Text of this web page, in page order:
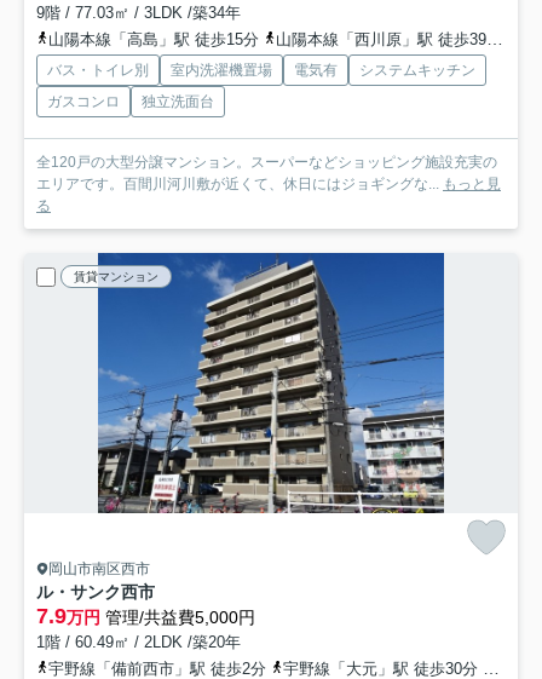
9階 / 77.03㎡ / 3LDK /築34年
山陽本線「高島」駅 徒歩15分
山陽本線「西川原」駅 徒歩39分
バス・トイレ別 室内洗濯機置場 電気有
システムキッチン
ガスコンロ
独立洗面台
全120戸の大型分譲マンション。スーパーなどショッピング施設充実の
エリアです。百間川河川敷が近くて、休日にはジョギングな...
もっと見
る
賃貸マンション
岡山市南区西市
ル・サンク西市
7.9万円 管理/共益費5,000円
1階 / 60.49㎡ / 2LDK /築20年
宇野線「備前西市」駅 徒歩2分
宇野線「大元」駅 徒歩30分